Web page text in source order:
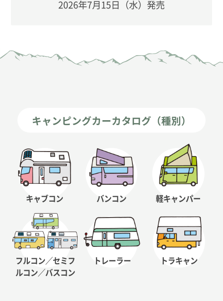
2026年7月15日（水）発売
キャンピングカーカタログ（種別）
キャブコン バンコン 軽キャンパー
フルコン／セミフ
ルコン／バスコン
トレーラー トラキャン